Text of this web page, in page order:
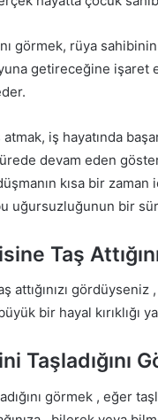
görmek, rüya
getireceğine işaret
iş hayatında
devam eden
kısa bir
uğursuzluğunun bir
Taş
attığınızı
bir hayal kırıklığı
Taşladığını
görmek , eğer